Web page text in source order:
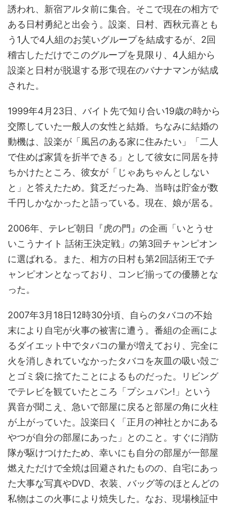
誘われ、新宿アルタ前に集合。そこで現在の相方で
ある日村勇紀と出会う。設楽、日村、西秋元喜とも
う1人で4人組のお笑いグループを結成するが、2回
稽古しただけでこのグループを見限り、4人組から
設楽と日村が脱退する形で現在のバナナマンが結成
された。
1999年4月23日、バイト先で知り合い19歳の時から
交際していた一般人の女性と結婚。ちなみに結婚の
動機は、設楽が「風呂のある家に住みたい」「二人
で住めば家賃を折半できる」として彼女に同居を持
ちかけたところ、彼女が「じゃあちゃんとしない
と」と答えたため。貧乏だった為、当時は貯金が数
千円しかなかったと語っている。現在、娘が居る。
2006年、テレビ朝日『虎の門』の企画「いとうせ
いこうナイト 話術王決定戦」の第3回チャンピオン
に選ばれる。また、相方の日村も第2回話術王でチ
ャンピオンとなっており、コンビ揃っての優勝とな
った。
2007年3月18日12時30分頃、自らのタバコの不始
末により自宅が火事の被害に遭う。番組の企画によ
るダイエット中でタバコの量が増えており、完全に
火を消しきれていなかったタバコを灰皿の吸い殻ご
とゴミ袋に捨てたことによるものだった。リビング
でテレビを観ていたところ「プシュパン!」という
異音が聞こえ、急いで部屋に戻ると部屋の角に火柱
が上がっていた。設楽曰く「正月の神社とかにある
やつが自分の部屋にあった」とのこと。すぐに消防
隊が駆けつけたため、幸いにも自分の部屋が一部屋
燃えただけで全焼は回避されたものの、自宅にあっ
た大事な写真やDVD、衣装、バッグ等のほとんどの
私物はこの火事により焼失した。なお、現場検証中